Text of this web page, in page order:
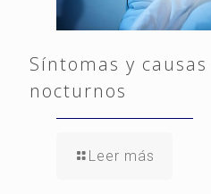
Síntomas y
nocturnos
Leer más